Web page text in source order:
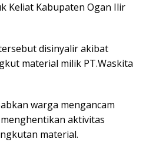
Keliat Kabupaten Ogan Ilir
disinyalir akibat
material milik PT.Waskita
warga mengancam
aktivitas
material.